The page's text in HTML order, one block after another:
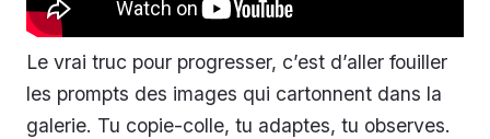
Le vrai truc pour progresser, c’est d’aller fouiller
les prompts des images qui cartonnent dans la
galerie. Tu copie-colle, tu adaptes, tu observes.